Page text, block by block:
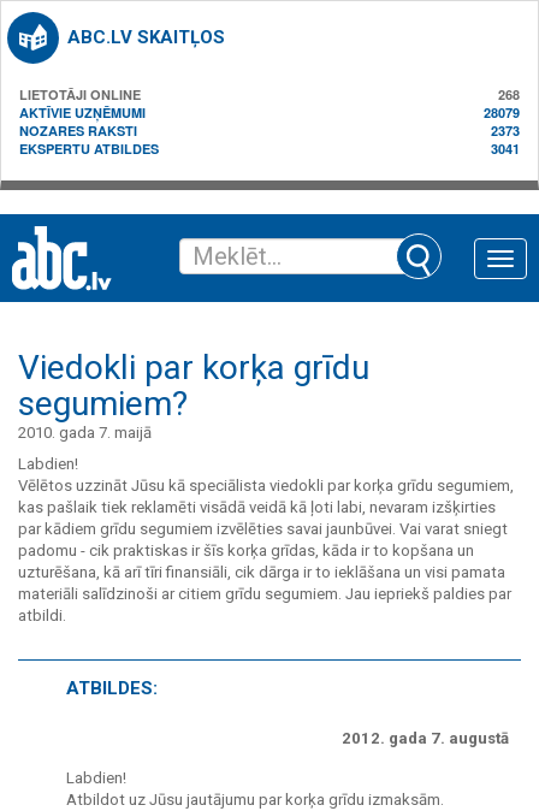
ABC.LV SKAITĻOS
LIETOTĀJI ONLINE
268
AKTĪVIE UZŅĒMUMI
28079
NOZARES RAKSTI
2373
EKSPERTU ATBILDES
3041
Toggle
Viedokli par korķa grīdu
segumiem?
2010. gada 7. maijā
Labdien!
Vēlētos uzzināt Jūsu kā speciālista viedokli par korķa grīdu segumiem,
kas pašlaik tiek reklamēti visādā veidā kā ļoti labi, nevaram izšķirties
par kādiem grīdu segumiem izvēlēties savai jaunbūvei. Vai varat sniegt
padomu - cik praktiskas ir šīs korķa grīdas, kāda ir to kopšana un
uzturēšana, kā arī tīri finansiāli, cik dārga ir to ieklāšana un visi pamata
materiāli salīdzinoši ar citiem grīdu segumiem. Jau iepriekš paldies par
atbildi.
ATBILDES:
2012. gada 7. augustā
Labdien!
Atbildot uz Jūsu jautājumu par korķa grīdu izmaksām.